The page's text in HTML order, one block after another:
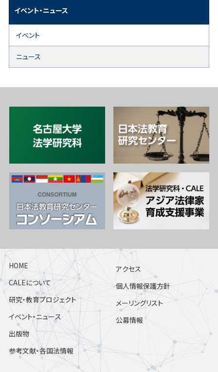
イベント・ニュース
イベント
ニュース
HOME
CALEについて
研究・教育プロジェクト
イベント・ニュース
出版物
参考文献・各国法情報
アクセス
個人情報保護方針
メーリングリスト
公募情報